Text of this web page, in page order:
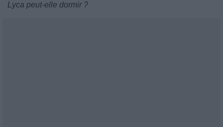
Lyca peut-elle dormir ?